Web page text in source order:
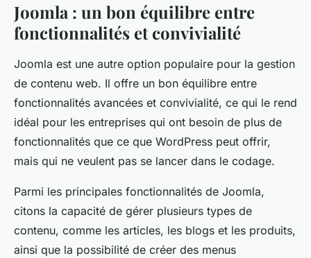
Joomla : un bon équilibre entre
fonctionnalités et convivialité
Joomla est une autre option populaire pour la gestion
de contenu web. Il offre un bon équilibre entre
fonctionnalités avancées et convivialité, ce qui le rend
idéal pour les entreprises qui ont besoin de plus de
fonctionnalités que ce que WordPress peut offrir,
mais qui ne veulent pas se lancer dans le codage.
Parmi les principales fonctionnalités de Joomla,
citons la capacité de gérer plusieurs types de
contenu, comme les articles, les blogs et les produits,
ainsi que la possibilité de créer des menus